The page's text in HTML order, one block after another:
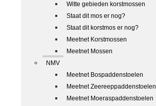
Witte gebieden korstmossen
Staat dit mos er nog?
Staat dit korstmos er nog?
Meetnet Korstmossen
Meetnet Mossen
NMV
Meetnet Bospaddenstoelen
Meetnet Zeereeppaddenstoelen
Meetnet Moeraspaddenstoelen